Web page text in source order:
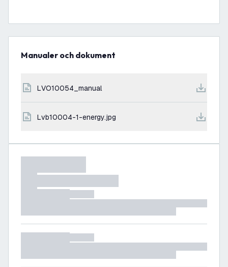
Manualer och dokument
LVO10054_manual
lvb10004-1-energy.jpg